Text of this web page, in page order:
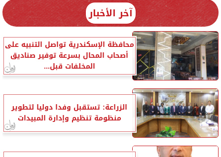
آخر الأخبار
محافظة الإسكندرية تواصل التنبيه على
أصحاب المحال بسرعة توفير صناديق
المخلفات قبل...
الزراعة: تستقبل وفدا دوليا لتطوير
منظومة تنظيم وإدارة المبيدات